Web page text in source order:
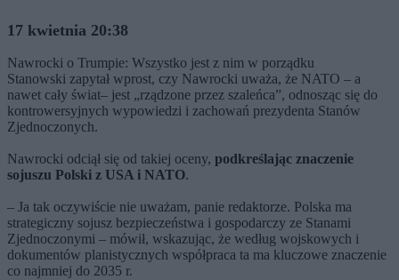
17 kwietnia 20:38
Nawrocki o Trumpie: Wszystko jest z nim w porządku
Stanowski zapytał wprost, czy Nawrocki uważa, że NATO – a
nawet cały świat– jest „rządzone przez szaleńca”, odnosząc się do
kontrowersyjnych wypowiedzi i zachowań prezydenta Stanów
Zjednoczonych.
Nawrocki odciął się od takiej oceny, podkreślając znaczenie
sojuszu Polski z USA i NATO.
– Ja tak oczywiście nie uważam, panie redaktorze. Polska ma
strategiczny sojusz bezpieczeństwa i gospodarczy ze Stanami
Zjednoczonymi – mówił, wskazując, że według wojskowych i
dokumentów planistycznych współpraca ta ma kluczowe znaczenie
co najmniej do 2035 r.